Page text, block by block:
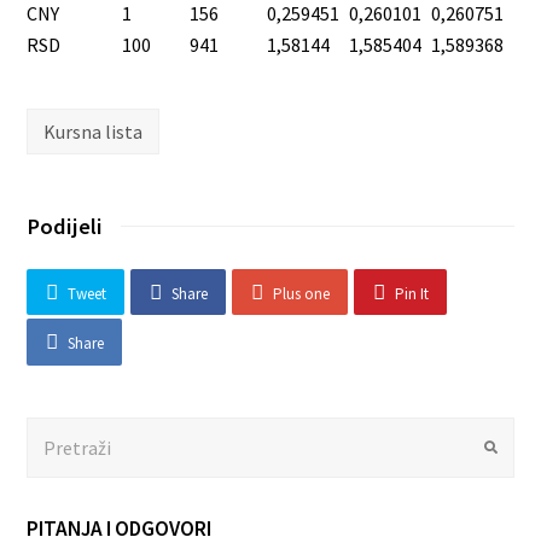
CNY
1 156 0,259451 0,260101 0,260751
RSD
100 941 1,58144 1,585404 1,589368
Kursna lista
Podijeli
Tweet Share Plus one Pin It
Share
PITANJA I ODGOVORI